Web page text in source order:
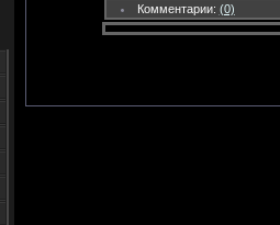
Комментарии: (0)